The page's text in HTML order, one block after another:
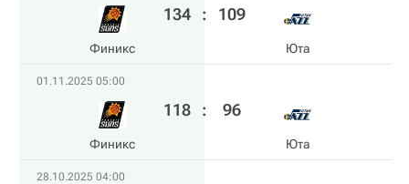
Финикс
134 : 109
Юта
01.11.2025 05:00
Финикс
118 : 96
Юта
28.10.2025 04:00